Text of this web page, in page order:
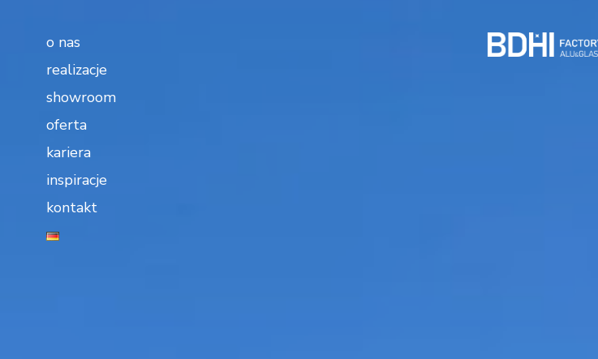
o nas
realizacje
showroom
oferta
kariera
inspiracje
kontakt